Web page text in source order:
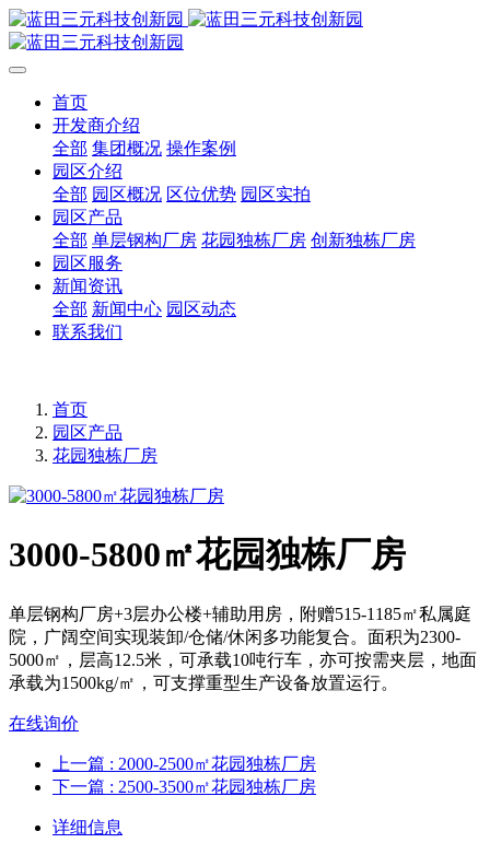
首页
开发商介绍
全部 集团概况 操作案例
园区介绍
全部 园区概况 区位优势 园区实拍
园区产品
全部 单层钢构厂房 花园独栋厂房 创新独栋厂房
园区服务
新闻资讯
全部 新闻中心 园区动态
联系我们
首页
园区产品
花园独栋厂房
3000-5800㎡花园独栋厂房
单层钢构厂房+3层办公楼+辅助用房，附赠515-1185㎡私属庭
院，广阔空间实现装卸/仓储/休闲多功能复合。面积为2300-
5000㎡，层高12.5米，可承载10吨行车，亦可按需夹层，地面
承载为1500kg/㎡，可支撑重型生产设备放置运行。
在线询价
上一篇 : 2000-2500㎡花园独栋厂房
下一篇 : 2500-3500㎡花园独栋厂房
详细信息